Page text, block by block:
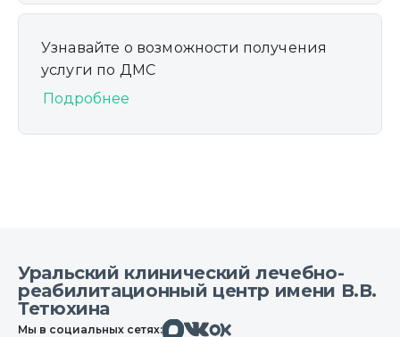
Узнавайте о возможности получения
услуги по ДМС
Подробнее
Уральский клинический лечебно-
реабилитационный центр имени В.В.
Тетюхина
Мы в социальных сетях:МаксВконтактеОдноклассники